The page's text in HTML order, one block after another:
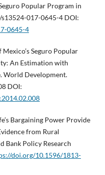
Popular Program in
017-0645-4 DOI:
0645-4
Seguro Popular
An Estimation with
World Development.
DOI:
Bargaining Power Provide
from Rural
Bank Policy Research
doi.org/10.1596/1813-